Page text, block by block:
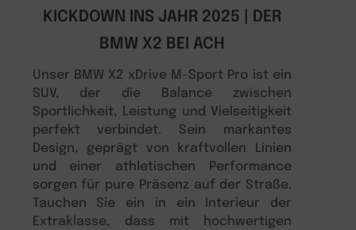
KICKDOWN INS JAHR 2025 | DER
BMW X2 BEI ACH
Unser BMW X2 xDrive M-Sport Pro ist ein
SUV, der die Balance zwischen
Sportlichkeit, Leistung und Vielseitigkeit
perfekt verbindet. Sein markantes
Design, geprägt von kraftvollen Linien
und einer athletischen Performance
sorgen für pure Präsenz auf der Straße.
Tauchen Sie ein in ein Interieur der
Extraklasse, dass mit hochwertigen